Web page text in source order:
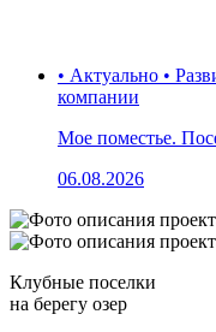
• Актуально •
компании
Мое поместье.
06.08.2026
Клубные поселки
на берегу озер